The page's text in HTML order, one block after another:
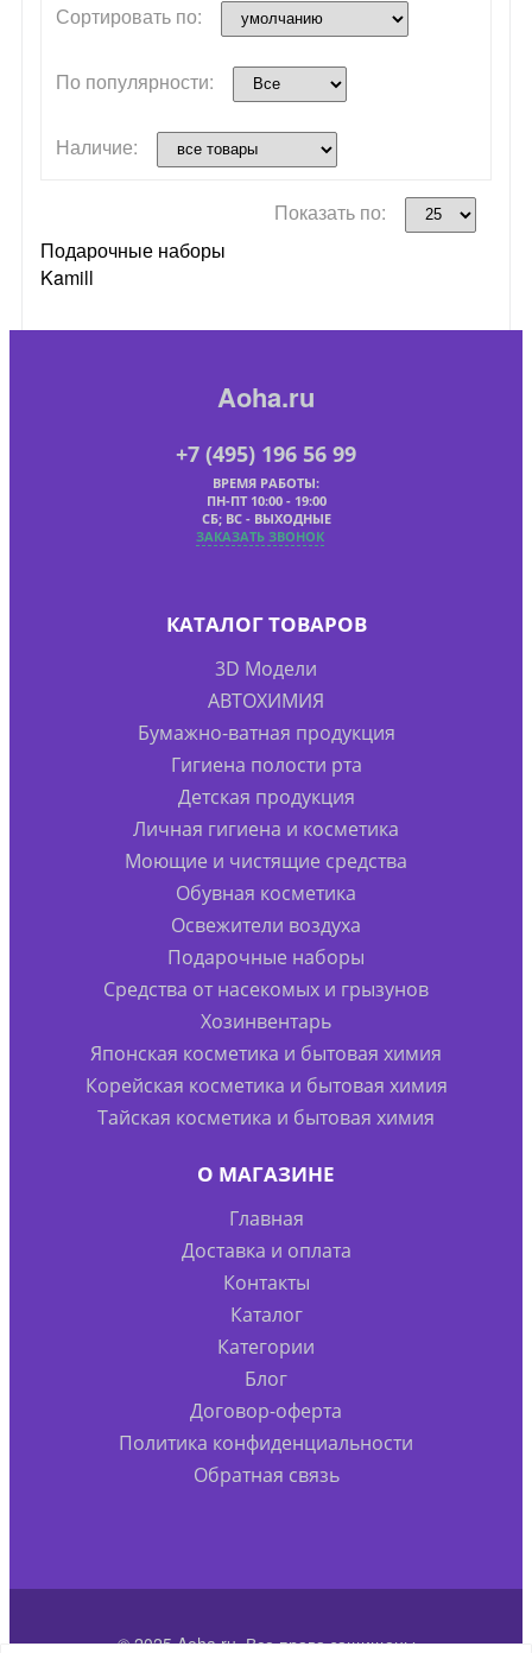
Сортировать по:
По популярности:
Наличие:
Показать по:
Подарочные наборы
Kamill
Aoha.ru
+7 (495) 196 56 99
ВРЕМЯ РАБОТЫ:
ПН-ПТ 10:00 - 19:00
СБ; ВС - ВЫХОДНЫЕ
ЗАКАЗАТЬ ЗВОНОК
КАТАЛОГ ТОВАРОВ
3D Модели
АВТОХИМИЯ
Бумажно-ватная продукция
Гигиена полости рта
Детская продукция
Личная гигиена и косметика
Моющие и чистящие средства
Обувная косметика
Освежители воздуха
Подарочные наборы
Средства от насекомых и грызунов
Хозинвентарь
Японская косметика и бытовая химия
Корейская косметика и бытовая химия
Тайская косметика и бытовая химия
О МАГАЗИНЕ
Главная
Доставка и оплата
Контакты
Каталог
Категории
Блог
Договор-оферта
Политика конфиденциальности
Обратная связь
© 2025 Aoha.ru. Все права защищены